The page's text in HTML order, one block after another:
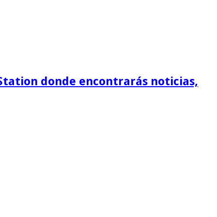
donde encontrarás noticias,